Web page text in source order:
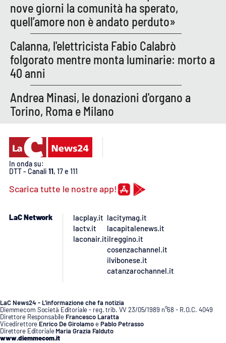
Vibo Valentia
Reggio Calabria
Cosenza
Lamezia Terme
PROGETTI
SPECIALI
Buona Sanità Calabria
LAC
NETWORK
nove giorni la comunità ha sperato,
quell’amore non è andato perduto»
Calanna, l'elettricista Fabio Calabrò
folgorato mentre monta luminarie: morto a
40 anni
Andrea Minasi, le donazioni d'organo a
Torino, Roma e Milano
In onda su:
DTT - Canali 11, 17 e 111
Scarica tutte le nostre app!
LaC Network
lacplay.it
lactv.it
laconair.it
lacitymag.it
lacapitalenews.it
ilreggino.it
cosenzachannel.it
ilvibonese.it
catanzarochannel.it
LaC News24 - L’informazione che fa notizia
Diemmecom Società Editoriale - reg. trib. VV 23/05/1989 n°68 - R.O.C. 4049
Direttore Responsabile Francesco Laratta
Vicedirettore Enrico De GirolamoePablo Petrasso
Direttore Editoriale Maria Grazia Falduto
www.diemmecom.it